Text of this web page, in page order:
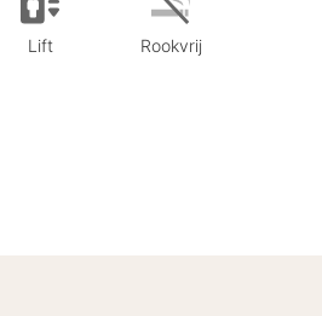
Lift Rookvrij